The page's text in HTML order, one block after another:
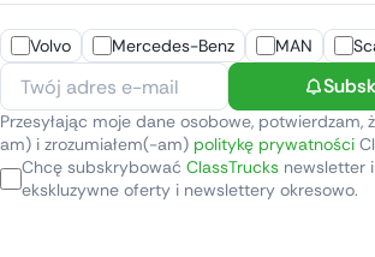
Volvo Mercedes-Benz MAN
Przesyłając moje dane osobowe, potwierdzam,
am) i zrozumiałem(-am) politykę prywatności
Chcę subskrybować ClassTrucks newsletter
ekskluzywne oferty i newslettery okresowo.